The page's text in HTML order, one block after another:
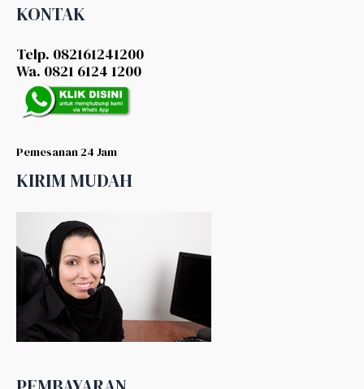
KONTAK
Telp. 082161241200
Wa. 0821 6124 1200
Pemesanan 24 Jam
KIRIM MUDAH